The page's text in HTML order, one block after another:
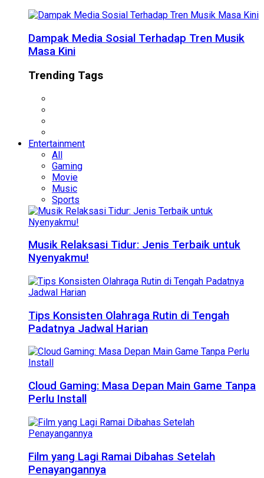
Dampak Media Sosial Terhadap Tren Musik
Masa Kini
Trending Tags
Entertainment
All
Gaming
Movie
Music
Sports
Musik Relaksasi Tidur: Jenis Terbaik untuk
Nyenyakmu!
Tips Konsisten Olahraga Rutin di Tengah
Padatnya Jadwal Harian
Cloud Gaming: Masa Depan Main Game Tanpa
Perlu Install
Film yang Lagi Ramai Dibahas Setelah
Penayangannya